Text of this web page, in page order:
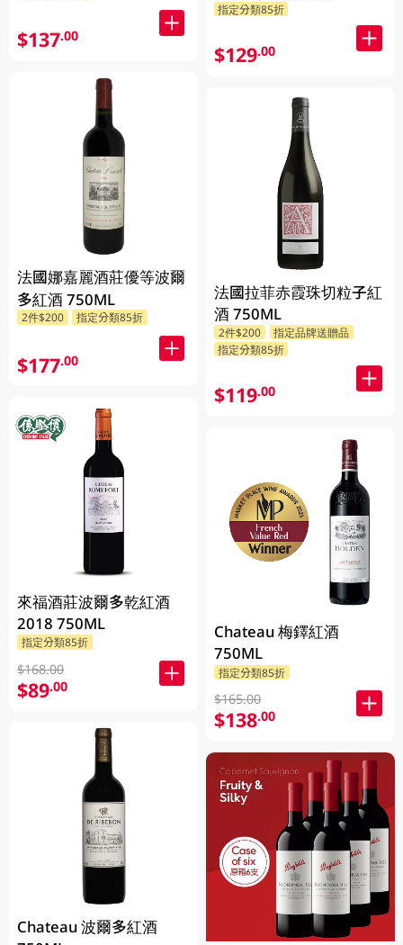
$137.00
法國娜嘉麗酒莊優等波爾
多紅酒 750ML
2件$200 指定分類85折
$177.00
來福酒莊波爾多乾紅酒
2018 750ML
指定分類85折
$168.00
$89.00
Chateau 波爾多紅酒
指定分類85折
$129.00
法國拉菲赤霞珠切粒子紅
酒 750ML
2件$200
指定品牌送贈品
指定分類85折
$119.00
Chateau 梅鐸紅酒
750ML
指定分類85折
$165.00
$138.00